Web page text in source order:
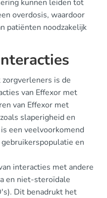
kunnen leiden tot
overdosis, waardoor
patiënten noodzakelijk
is de
van Effexor met
van Effexor met
slaperigheid en
een veelvoorkomend
en
interacties met andere
en niet-steroïdale
Dit benadrukt het